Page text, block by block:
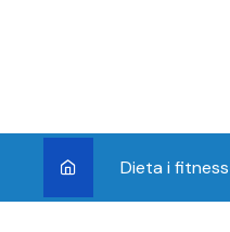
Dieta i fitness